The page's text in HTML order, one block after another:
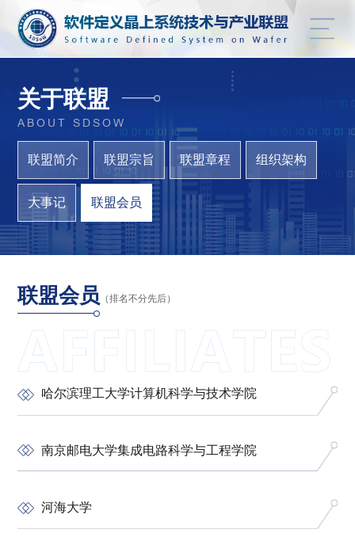
关于联盟
ABOUT SDSOW
联盟简介 联盟宗旨 联盟章程 组织架构
大事记 联盟会员
联盟会员 （排名不分先后）
哈尔滨理工大学计算机科学与技术学院
南京邮电大学集成电路科学与工程学院
河海大学